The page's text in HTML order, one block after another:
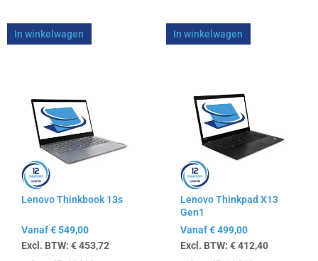
In winkelwagen In winkelwagen
Lenovo Thinkbook 13s
Vanaf€549,00
Excl. BTW: €453,72
meerdere
variaties.
optie
gekozen
Lenovo Thinkpad X13
Gen1
Vanaf€499,00
Excl. BTW: €412,40
meerdere
variaties.
optie
gekozen
worden